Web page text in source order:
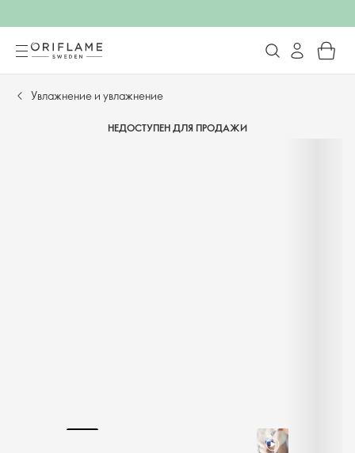
Увлажнение и увлажнение
НЕДОСТУПЕН ДЛЯ ПРОДАЖИ